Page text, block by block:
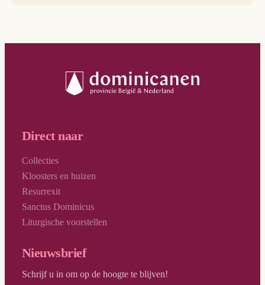
Direct naar
Collecties
Kloosters en huizen
Resurrexit
Sanctus Dominicus
Liturgische voorstellen
Nieuwsbrief
Schrijf u in om op de hoogte te blijven!